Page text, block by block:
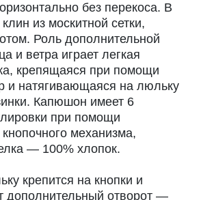
без перекоса. В
из москитной сетки,
Роль дополнительной
и ветра играет легкая
крепящаяся при помощи
и натягивающаяся на люльку
Капюшон имеет 6
при помощи
механизма,
— 100% хлопок.
крепится на кнопки и
дополнительный отворот —